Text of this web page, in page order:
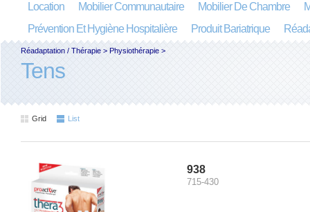
Location
Mobilier Communautaire Mobilier De Chambre
Prévention Et Hygiène Hospitalière
Produit Bariatrique
Réadaptation / Thérapie > Physiothérapie >
Tens
Grid List
938
715-430